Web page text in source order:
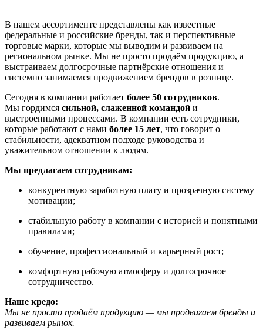
В нашем ассортименте представлены как известные
федеральные и российские бренды, так и перспективные
торговые марки, которые мы выводим и развиваем на
региональном рынке. Мы не просто продаём продукцию, а
выстраиваем долгосрочные партнёрские отношения и
системно занимаемся продвижением брендов в рознице.
Сегодня в компании работает более 50 сотрудников.
Мы гордимся сильной, слаженной командой и
выстроенными процессами. В компании есть сотрудники,
которые работают с нами более 15 лет, что говорит о
стабильности, адекватном подходе руководства и
уважительном отношении к людям.
Мы предлагаем сотрудникам:
конкурентную заработную плату и прозрачную систему
мотивации;
стабильную работу в компании с историей и понятными
правилами;
обучение, профессиональный и карьерный рост;
комфортную рабочую атмосферу и долгосрочное
сотрудничество.
Наше кредо:
Мы не просто продаём продукцию — мы продвигаем бренды и
развиваем рынок.